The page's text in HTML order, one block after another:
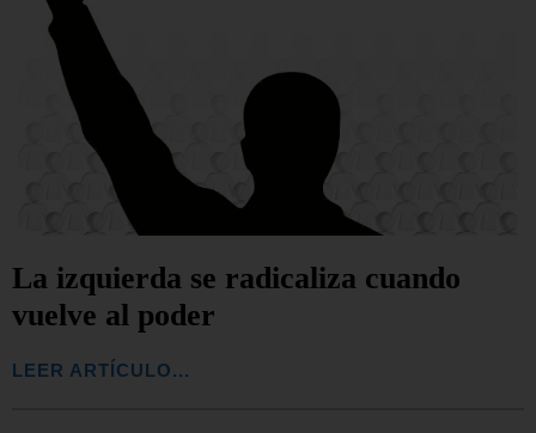
La izquierda se radicaliza cuando
vuelve al poder
LEER ARTÍCULO...